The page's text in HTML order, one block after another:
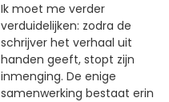
Ik moet me verder
verduidelijken: zodra de
schrijver het verhaal uit
handen geeft, stopt zijn
inmenging. De enige
samenwerking bestaat erin